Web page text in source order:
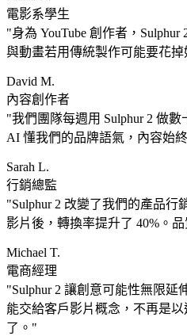
電影系學生
身為 YouTube 創作者，
與動畫若用傳統製作可能要花掉
David M.
內容創作者
我們團隊每週用 Sulphur 2 做
AI 懂我們的品牌語氣，內容始
Sarah L.
行銷總監
Sulphur 2 改變了我們的產品行
影片後，轉換率提升了 40%。品
Michael T.
電商經理
Sulphur 2 讓創意可能性無限
能交給客戶影片概念，不再是
了。